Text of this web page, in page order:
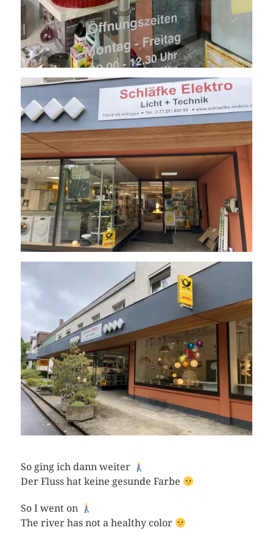
So ging ich dann weiter
Der Fluss hat keine gesunde Farbe
So I went on
The river has not a healthy color